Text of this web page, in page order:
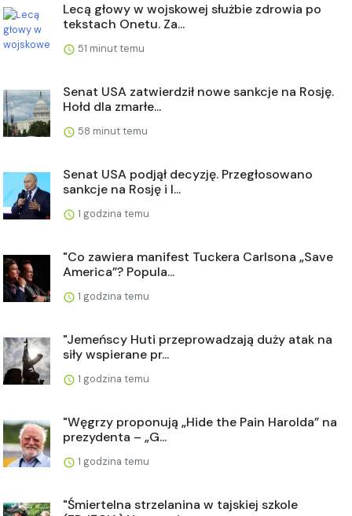
Lecą głowy w wojskowej służbie zdrowia po
tekstach Onetu. Za...
51 minut temu
Senat USA zatwierdził nowe sankcje na Rosję.
Hołd dla zmarłe...
58 minut temu
Senat USA podjął decyzję. Przegłosowano
sankcje na Rosję i I...
1 godzina temu
"Co zawiera manifest Tuckera Carlsona „Save
America”? Popula...
1 godzina temu
"Jemeńscy Huti przeprowadzają duży atak na
siły wspierane pr...
1 godzina temu
"Węgrzy proponują „Hide the Pain Harolda” na
prezydenta – „G...
1 godzina temu
"Śmiertelna strzelanina w tajskiej szkole